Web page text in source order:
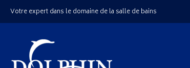
Votre expert dans le domaine de la salle de bains